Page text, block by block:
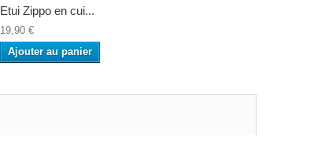
Etui Zippo en cui...
19,90 €
Ajouter au panier